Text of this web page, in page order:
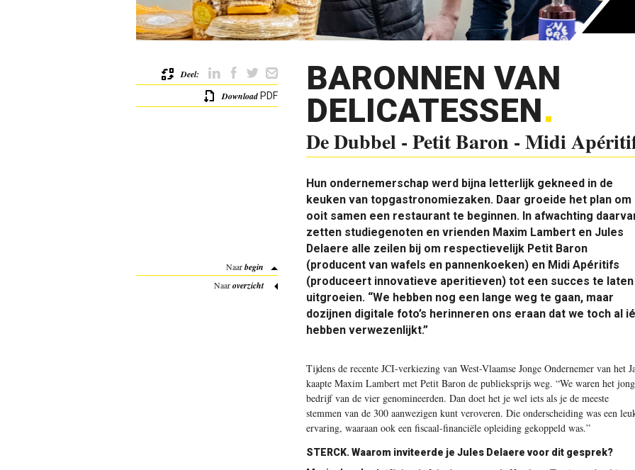
BARONNEN VAN
DELICATESSEN
De Dubbel - Petit Baron - Midi
Hun ondernemerschap werd bijna letterlijk gekneed in de
keuken van topgastronomiezaken. Daar groeide het plan om
ooit samen een restaurant te beginnen. In afwachting
zetten studiegenoten en vrienden Maxim Lambert en Jules
Delaere alle zeilen bij om respectievelijk Petit Baron
(producent van wafels en pannenkoeken) en Midi Apéritifs
(produceert innovatieve aperitieven) tot een succes te laten
uitgroeien. “We hebben nog een lange weg te gaan, maar
dozijnen digitale foto’s herinneren ons eraan dat we toch al
hebben verwezenlijkt.”
Tijdens de recente JCI-verkiezing van West-Vlaamse Jonge Ondernemer van het
kaapte Maxim Lambert met Petit Baron de publieksprijs weg. “We waren het
bedrijf van de vier genomineerden. Dan doet het je wel iets als je de meeste
stemmen van de 300 aanwezigen kunt veroveren. Die onderscheiding was een
ervaring, waaraan ook een fiscaal-financiële opleiding gekoppeld was.”
STERCK. Waarom inviteerde je Jules Delaere voor dit gesprek?
Deel:
DownloadPDF
Naarbegin
Naaroverzicht